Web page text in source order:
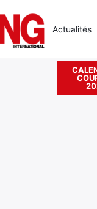
Actualités
Rechercher